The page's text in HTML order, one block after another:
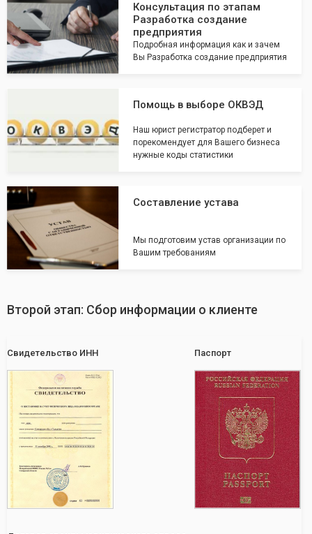
Консультация по этапам
Разработка создание
предприятия
Подробная информация как и зачем
Вы Разработка создание предприятия
Помощь в выборе ОКВЭД
Наш юрист регистратор подберет и
порекомендует для Вашего бизнеса
нужные коды статистики
Составление устава
Мы подготовим устав организации по
Вашим требованиям
Второй этап: Сбор информации о клиенте
Свидетельство ИНН Паспорт